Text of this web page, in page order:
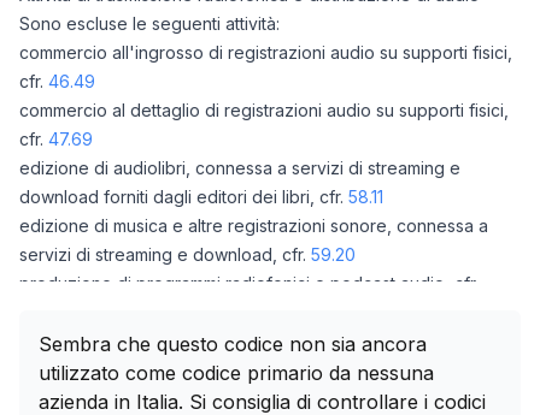
Sono escluse le seguenti attività:
commercio all'ingrosso di registrazioni audio su supporti fisici,
cfr. 46.49
commercio al dettaglio di registrazioni audio su supporti fisici,
cfr. 47.69
edizione di audiolibri, connessa a servizi di streaming e
download forniti dagli editori dei libri, cfr. 58.11
edizione di musica e altre registrazioni sonore, connessa a
servizi di streaming e download, cfr. 59.20
produzione di programmi radiofonici e podcast audio, cfr.
fornitura di infrastrutture tecniche relative a servizi di streaming
audio senza aver acquisito i diritti sui contenuti audio, cfr.
Sembra che questo codice non sia ancora
utilizzato come codice primario da nessuna
azienda in Italia. Si consiglia di controllare i codici